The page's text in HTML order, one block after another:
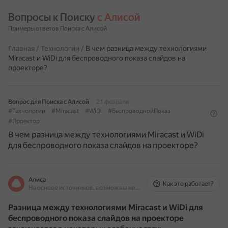
Вопросы к Поиску с Алисой
Примеры ответов Поиска с Алисой
Главная / Технологии / В чем разница между технологиями
Miracast и WiDi для беспроводного показа слайдов на
проекторе?
Вопрос для Поиска с Алисой
21 февраля
#Технологии
#Miracast #WiDi
#БеспроводнойПоказ
#Проектор
В чем разница между технологиями Miracast и WiDi
для беспроводного показа слайдов на проекторе?
Алиса
На основе источников, возможны неточности
Как это работает?
Разница между технологиями Miracast и WiDi для
беспроводного показа слайдов на проекторе